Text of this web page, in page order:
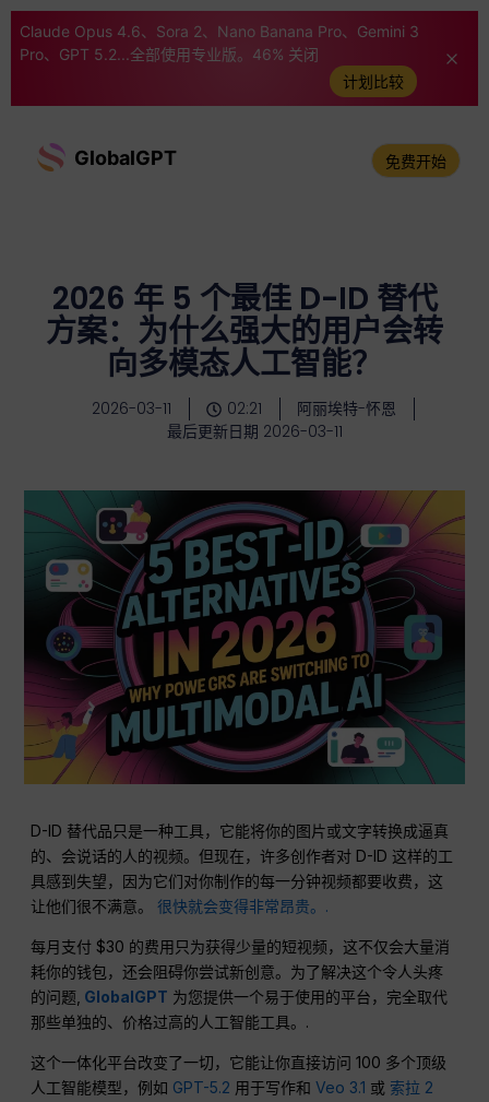
Claude Opus 4.6、Sora 2、Nano Banana Pro、Gemini 3
Pro、GPT 5.2...全部使用专业版。46% 关闭
计划比较
GlobalGPT 免费开始
2026 年 5 个最佳 D-ID 替代
方案：为什么强大的用户会转
向多模态人工智能？
2026-03-11 02:21
阿丽埃特-怀恩
最后更新日期 2026-03-11
D-ID 替代品只是一种工具，它能将你的图片或文字转换成逼真
的、会说话的人的视频。但现在，许多创作者对 D-ID 这样的工
具感到失望，因为它们对你制作的每一分钟视频都要收费，这
让他们很不满意。很快就会变得非常昂贵。.
每月支付 $30 的费用只为获得少量的短视频，这不仅会大量消
耗你的钱包，还会阻碍你尝试新创意。为了解决这个令人头疼
的问题, GlobalGPT 为您提供一个易于使用的平台，完全取代
那些单独的、价格过高的人工智能工具。.
这个一体化平台改变了一切，它能让你直接访问 100 多个顶级
人工智能模型，例如 GPT-5.2 用于写作和Veo 3.1 或 索拉 2